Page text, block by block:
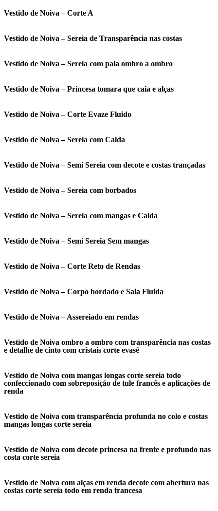
Vestido de Noiva – Corte A
Vestido de Noiva – Sereia de Transparência nas costas
Vestido de Noiva – Sereia com pala ombro a ombro
Vestido de Noiva – Princesa tomara que caia e alças
Vestido de Noiva – Corte Evaze Fluido
Vestido de Noiva – Sereia com Calda
Vestido de Noiva – Semi Sereia com decote e costas trançadas
Vestido de Noiva – Sereia com borbados
Vestido de Noiva – Sereia com mangas e Calda
Vestido de Noiva – Semi Sereia Sem mangas
Vestido de Noiva – Corte Reto de Rendas
Vestido de Noiva – Corpo bordado e Saia Fluida
Vestido de Noiva – Assereiado em rendas
Vestido de Noiva ombro a ombro com transparência nas costas
e detalhe de cinto com cristais corte evasê
Vestido de Noiva com mangas longas corte sereia todo
confeccionado com sobreposição de tule francês e aplicações de
renda
Vestido de Noiva com transparência profunda no colo e costas
mangas longas corte sereia
Vestido de Noiva com decote princesa na frente e profundo nas
costa corte sereia
Vestido de Noiva com alças em renda decote com abertura nas
costas corte sereia todo em renda francesa